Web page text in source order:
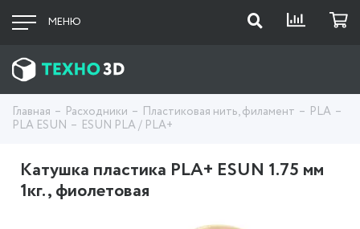
МЕНЮ
Главная Расходники Пластиковая нить, филамент
PLA
PLA ESUN
ESUN PLA / PLA+
Катушка пластика PLA+ ESUN 1.75 мм
1кг., фиолетовая